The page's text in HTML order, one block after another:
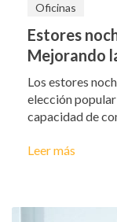
Oficinas
Estores
Mejorando
Los estores
elección
capacidad de
Leer más